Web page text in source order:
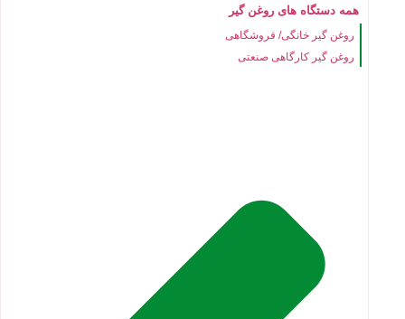
همه دستگاه های روغن گیر
روغن گیر خانگی/ فروشگاهی
روغن گیر کارگاهی صنعتی